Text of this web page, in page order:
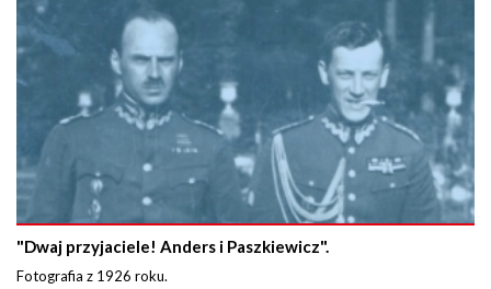
"Dwaj przyjaciele! Anders i Paszkiewicz".
Fotografia z 1926 roku.